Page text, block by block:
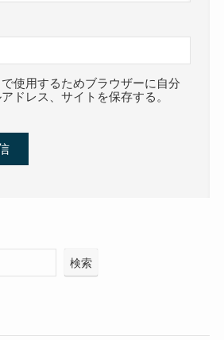
使用するためブラウザーに自分
ドレス、サイトを保存する。
検索